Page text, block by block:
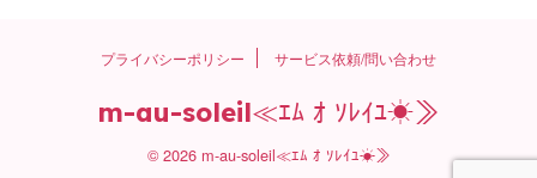
プライバシーポリシー サービス依頼/問い合わせ
m-au-soleil≪ｴﾑ ｵ ｿﾚｲﾕ☀≫
© 2026 m-au-soleil≪ｴﾑ ｵ ｿﾚｲﾕ☀≫